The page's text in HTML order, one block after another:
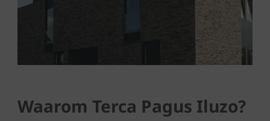
Waarom Terca Pagus Iluzo?